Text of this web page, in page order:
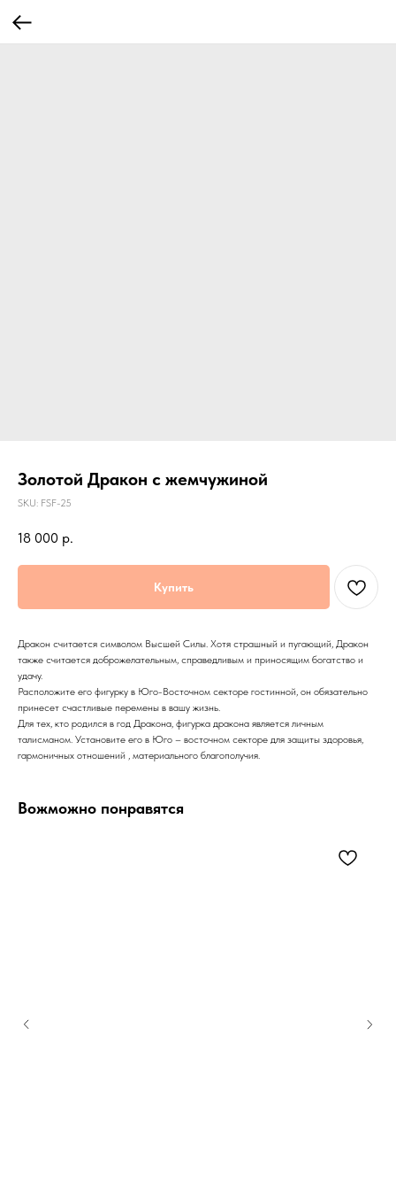
Золотой Дракон с жемчужиной
SKU: FSF-25
18 000 р.
Купить
Дракон считается символом Высшей Силы. Хотя страшный и пугающий, Дракон
также считается доброжелательным, справедливым и приносящим богатство и
удачу.
Расположите его фигурку в Юго-Восточном секторе гостинной, он обязательно
принесет счастливые перемены в вашу жизнь.
Для тех, кто родился в год Дракона, фигурка дракона является личным
талисманом. Установите его в Юго – восточном секторе для защиты здоровья,
гармоничных отношений , материального благополучия.
Вожможно понравятся